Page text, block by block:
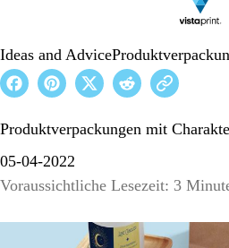
Ideas and Advice
Produktverpackungen mit
05-04-2022
Voraussichtliche Lesezeit: 3